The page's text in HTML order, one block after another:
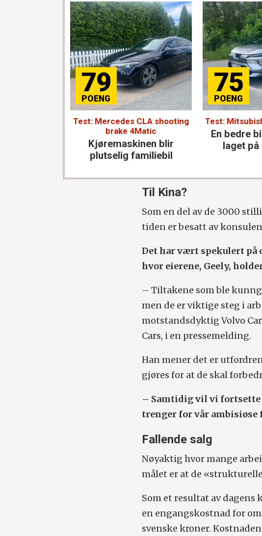
79
Test: Mercedes CLA shooting
brake 4Matic
Kjøremaskinen blir
plutselig familiebil
75
Test:
En bedre
laget
Til Kina?
Som en del av de 3000
tiden er besatt av
Det har vært spekulert
hvor eierene, Geely,
– Tiltakene som ble
men de er viktige steg i
motstandsdyktig Volvo
Cars, i en pressemelding.
Han mener det er
gjøres for at de skal
– Samtidig vil vi
trenger for vår ambisiøse
Fallende salg
Nøyaktig hvor mange
målet er at de
Som et resultat av dagens
en engangskostnad for
svenske kroner.